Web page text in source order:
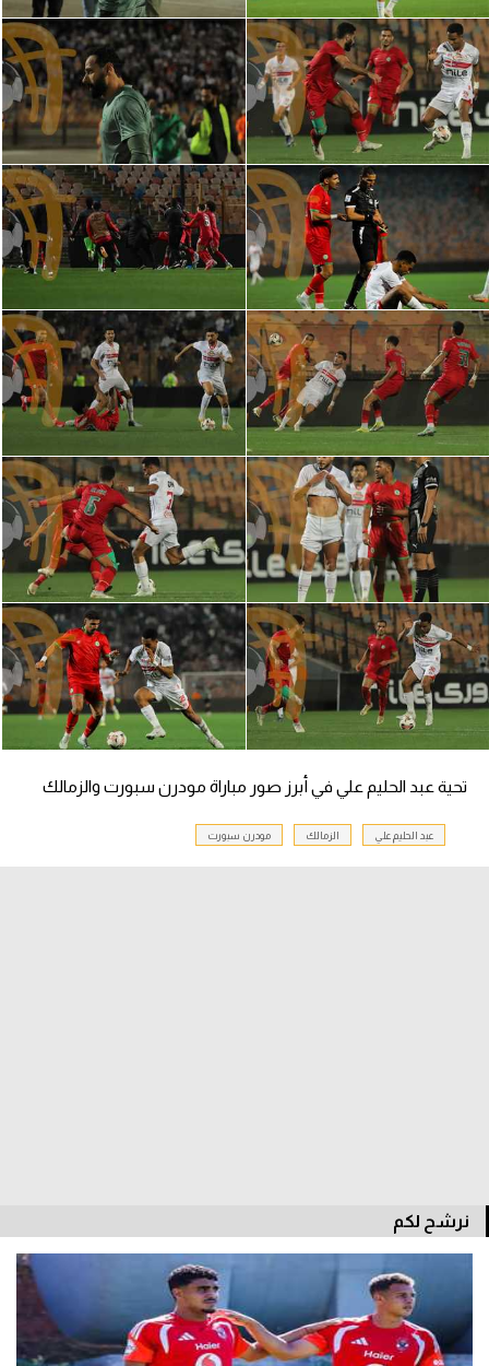
كويز في الجول
فيديو في الجول
تحية عبد الحليم علي في أبرز صور مباراة مودرن سبورت والزمالك
عبد الحليم علي الزمالك مودرن سبورت
نرشح لكم